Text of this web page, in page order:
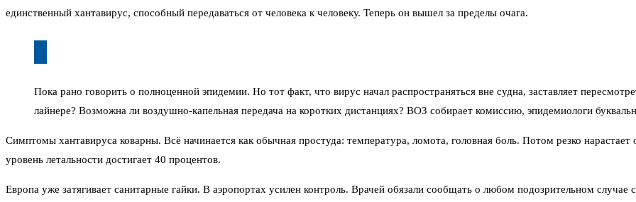
единственный хантавирус, способный передаваться от человека к человеку. Теперь он вышел за пределы очага.
Пока рано говорить о полноценной эпидемии. Но тот факт, что вирус начал распространяться вне судна, заставляет
лайнере? Возможна ли воздушно-капельная передача на коротких дистанциях? ВОЗ собирает комиссию, эпидемиологи
Симптомы хантавируса коварны. Всё начинается как обычная простуда: температура, ломота, головная боль. Потом резко
уровень летальности достигает 40 процентов.
Европа уже затягивает санитарные гайки. В аэропортах усилен контроль. Врачей обязали сообщать о любом подозрительном